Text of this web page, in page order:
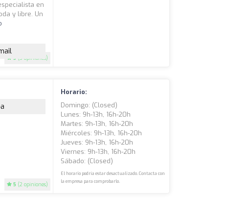
5 (3 opiniones)
en
y libre. Un
5 (2 opiniones)
Horario:
Domingo: (closed)
Lunes: 9h-13h, 16h-20h
Martes: 9h-13h, 16h-20h
Miércoles: 9h-13h, 16h-20h
Jueves: 9h-13h, 16h-20h
Viernes: 9h-13h, 16h-20h
Sábado: (closed)
El horario podría estar desactualizado. Contacta con
la empresa para comprobarlo.